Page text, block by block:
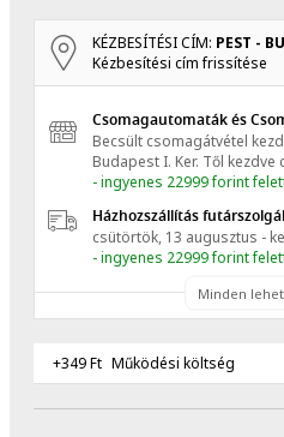
KÉZBESÍTÉSI CÍM: PEST -
Kézbesítési cím frissítése
Csomagautomaták és
Becsült csomagátvétel
Budapest I. Ker. Től kezdve
- ingyenes 22999 forint
Házhozszállítás
csütörtök, 13 augusztus -
- ingyenes 22999 forint
Minden
+349 Ft Működési költség